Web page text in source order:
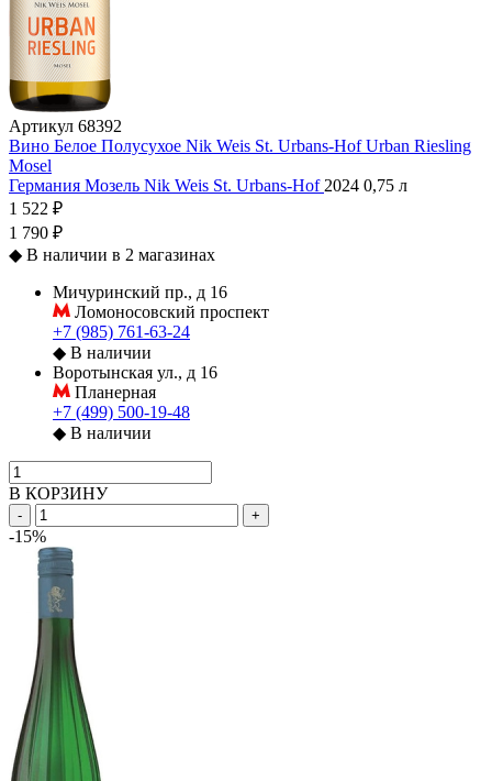
Артикул 68392
Вино Белое Полусухое Nik Weis St. Urbans-Hof Urban Riesling
Mosel
Германия Мозель Nik Weis St. Urbans-Hof 2024 0,75 л
1 522 ₽
1 790 ₽
◆ В наличии в 2 магазинах
Мичуринский пр., д 16
Ломоносовский проспект
+7 (985) 761-63-24
◆ В наличии
Воротынская ул., д 16
Планерная
+7 (499) 500-19-48
◆ В наличии
В КОРЗИНУ
- +
-15%